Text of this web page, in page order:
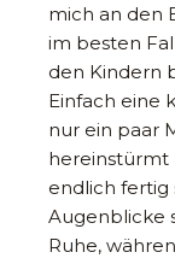
mich an den
im besten
den Kindern
Einfach eine
nur ein paar
hereinstürmt
endlich fertig
Augenblicke
Ruhe,